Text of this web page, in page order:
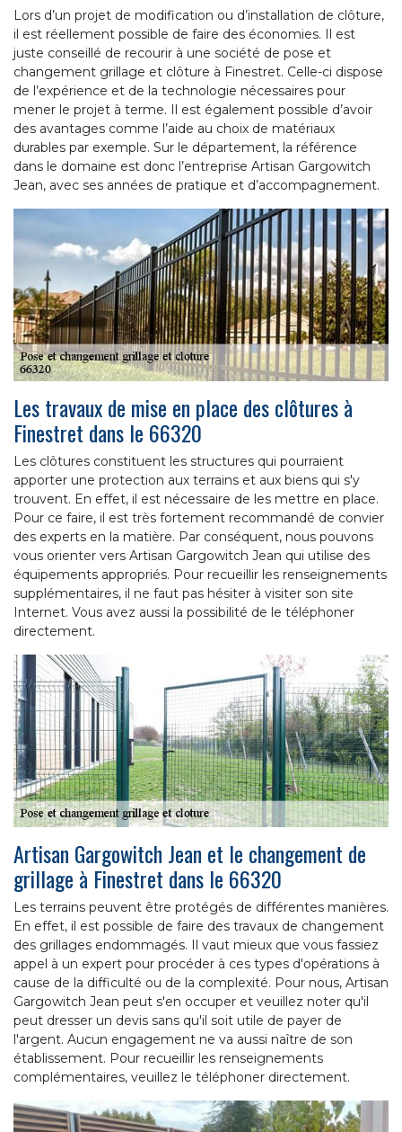
Lors d’un projet de modification ou d’installation de clôture,
il est réellement possible de faire des économies. Il est
juste conseillé de recourir à une société de pose et
changement grillage et clôture à Finestret. Celle-ci dispose
de l’expérience et de la technologie nécessaires pour
mener le projet à terme. Il est également possible d’avoir
des avantages comme l’aide au choix de matériaux
durables par exemple. Sur le département, la référence
dans le domaine est donc l’entreprise Artisan Gargowitch
Jean, avec ses années de pratique et d’accompagnement.
Les travaux de mise en place des clôtures à
Finestret dans le 66320
Les clôtures constituent les structures qui pourraient
apporter une protection aux terrains et aux biens qui s'y
trouvent. En effet, il est nécessaire de les mettre en place.
Pour ce faire, il est très fortement recommandé de convier
des experts en la matière. Par conséquent, nous pouvons
vous orienter vers Artisan Gargowitch Jean qui utilise des
équipements appropriés. Pour recueillir les renseignements
supplémentaires, il ne faut pas hésiter à visiter son site
Internet. Vous avez aussi la possibilité de le téléphoner
directement.
Artisan Gargowitch Jean et le changement de
grillage à Finestret dans le 66320
Les terrains peuvent être protégés de différentes manières.
En effet, il est possible de faire des travaux de changement
des grillages endommagés. Il vaut mieux que vous fassiez
appel à un expert pour procéder à ces types d'opérations à
cause de la difficulté ou de la complexité. Pour nous, Artisan
Gargowitch Jean peut s'en occuper et veuillez noter qu'il
peut dresser un devis sans qu'il soit utile de payer de
l'argent. Aucun engagement ne va aussi naître de son
établissement. Pour recueillir les renseignements
complémentaires, veuillez le téléphoner directement.